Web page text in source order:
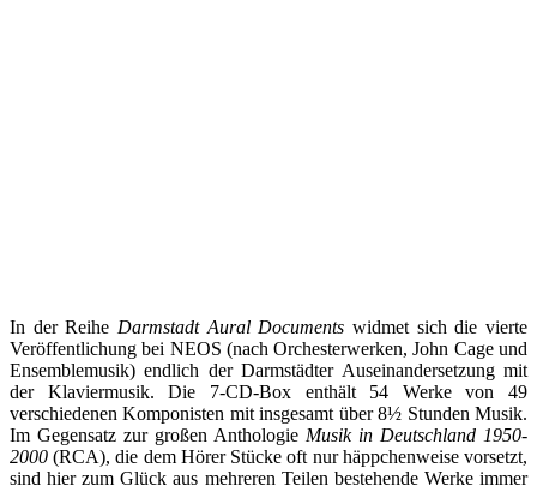
In der Reihe Darmstadt Aural Documents widmet sich die vierte
Veröffentlichung bei NEOS (nach Orchesterwerken, John Cage und
Ensemblemusik) endlich der Darmstädter Auseinandersetzung mit
der Klaviermusik. Die 7-CD-Box enthält 54 Werke von 49
verschiedenen Komponisten mit insgesamt über 8½ Stunden Musik.
Im Gegensatz zur großen Anthologie Musik in Deutschland 1950-
2000 (RCA), die dem Hörer Stücke oft nur häppchenweise vorsetzt,
sind hier zum Glück aus mehreren Teilen bestehende Werke immer